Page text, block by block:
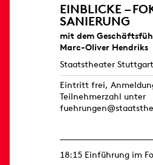
EINBLICKE –
SANIERUNG
mit dem
Marc-Oliver Hendriks
Staatstheater Stuttgart
Eintritt frei,
Teilnehmerzahl unter
18:15 Einführung im